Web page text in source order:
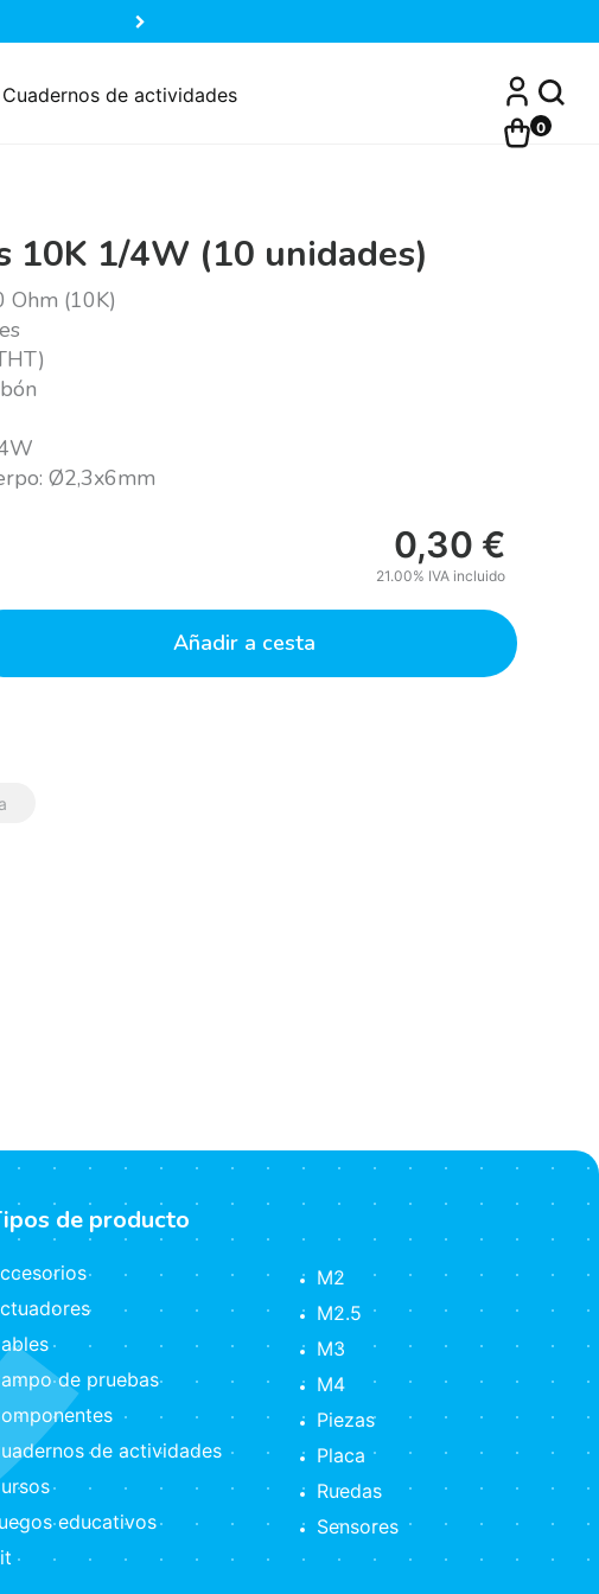
0
Cuadernos de actividades
10K 1/4W (10 unidades)
Ohm (10K)
Ø2,3x6mm
0,30 €
21.00% IVA incluido
Añadir a cesta
de producto
de pruebas
de actividades
educativos
M2
M2.5
M3
M4
Piezas
Placa
Ruedas
Sensores